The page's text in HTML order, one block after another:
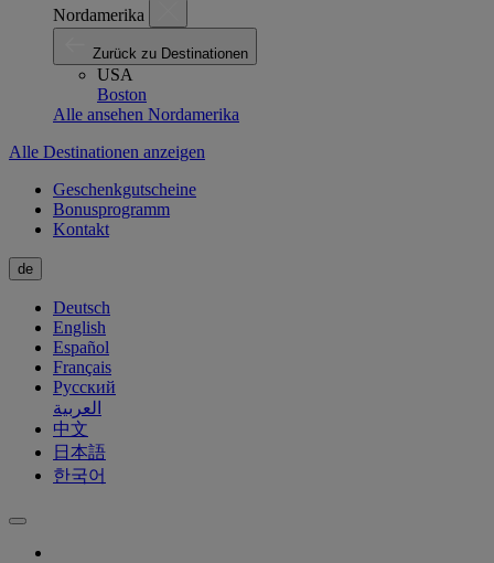
Nordamerika
Zurück zu Destinationen
USA
Boston
Alle ansehen Nordamerika
Alle Destinationen anzeigen
Geschenkgutscheine
Bonusprogramm
Kontakt
de
Deutsch
English
Español
Français
Русский
العربية
中文
日本語
한국어